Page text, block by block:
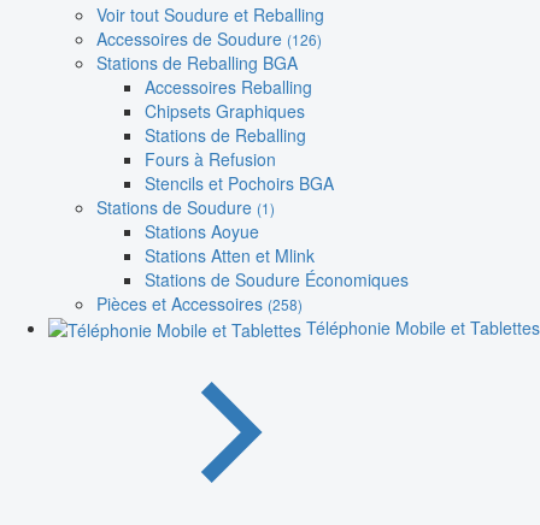
Voir tout Soudure et Reballing
Accessoires de Soudure (126)
Stations de Reballing BGA
Accessoires Reballing
Chipsets Graphiques
Stations de Reballing
Fours à Refusion
Stencils et Pochoirs BGA
Stations de Soudure (1)
Stations Aoyue
Stations Atten et Mlink
Stations de Soudure Économiques
Pièces et Accessoires (258)
Téléphonie Mobile et Tablettes